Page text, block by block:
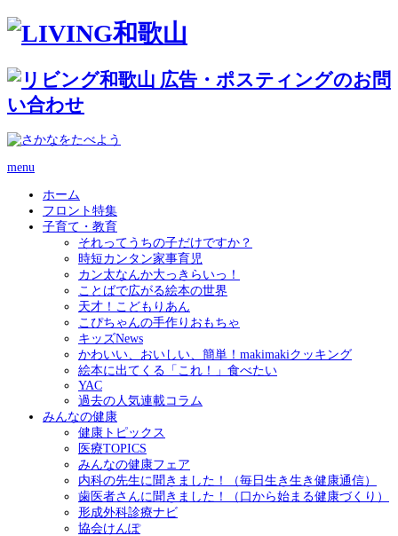
menu
ホーム
フロント特集
子育て・教育
それってうちの子だけですか？
時短カンタン家事育児
カン太なんか大っきらいっ！
ことばで広がる絵本の世界
天才！こどもりあん
こぴちゃんの手作りおもちゃ
キッズNews
かわいい、おいしい、簡単！makimakiクッキング
絵本に出てくる「これ！」食べたい
YAC
過去の人気連載コラム
みんなの健康
健康トピックス
医療TOPICS
みんなの健康フェア
内科の先生に聞きました！（毎日生き生き健康通信）
歯医者さんに聞きました！（口から始まる健康づくり）
形成外科診療ナビ
協会けんぽ